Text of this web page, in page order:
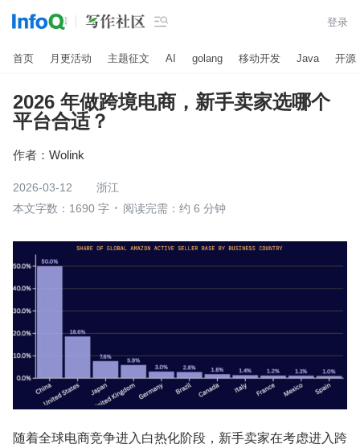
 登录
首页 月更活动 主题征文 AI golang 移动开发 Java 开源
2026 年做跨境电商，新手卖家选哪个
平台合适？
作者： Wolink
2026-03-12
浙江
本文字数：1690 字
阅读完需：约 6 分钟
随着全球电商竞争进入白热化阶段，新手卖家在考虑进入跨